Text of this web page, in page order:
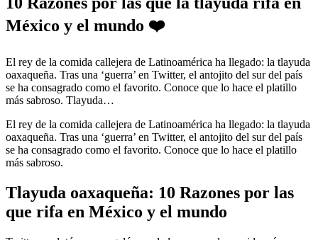
México y el mundo ❤️
El rey de la comida callejera de Latinoamérica ha llegado: la tlayuda
oaxaqueña. Tras una ‘guerra’ en Twitter, el antojito del sur del país
se ha consagrado como el favorito. Conoce que lo hace el platillo
más sabroso. Tlayuda…
El rey de la comida callejera de Latinoamérica ha llegado: la tlayuda
oaxaqueña. Tras una ‘guerra’ en Twitter, el antojito del sur del país
se ha consagrado como el favorito. Conoce que lo hace el platillo
más sabroso.
Tlayuda oaxaqueña: 10 Razones por las
que rifa en México y el mundo